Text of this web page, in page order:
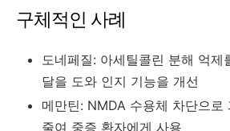
구체적인 사례
도네페질: 아세틸콜린 분해 억제
달을 도와 인지 기능을 개선
메만틴: NMDA 수용체 차단으로
줄여 중증 환자에게 사용